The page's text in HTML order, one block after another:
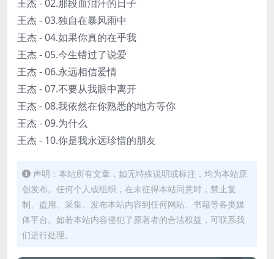
王杰 - 02.那段血泪汗的日子
王杰 - 03.独自在暴风雨中
王杰 - 04.如果你真的在乎我
王杰 - 05.今生错过了说爱
王杰 - 06.永远相信爱情
王杰 - 07.不要从我眼中离开
王杰 - 08.我依然在你熟悉的地方等你
王杰 - 09.为什么
王杰 - 10.你是我永远珍惜的朋友
声明：本站所有文章，如无特殊说明或标注，均为本站原
创发布。任何个人或组织，在未征得本站同意时，禁止复
制、盗用、采集、发布本站内容到任何网站、书籍等各类媒
体平台。如若本站内容侵犯了原著者的合法权益，可联系我
们进行处理。